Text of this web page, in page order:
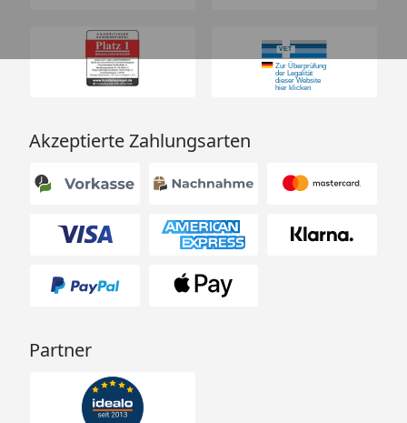
Akzeptierte Zahlungsarten
Partner